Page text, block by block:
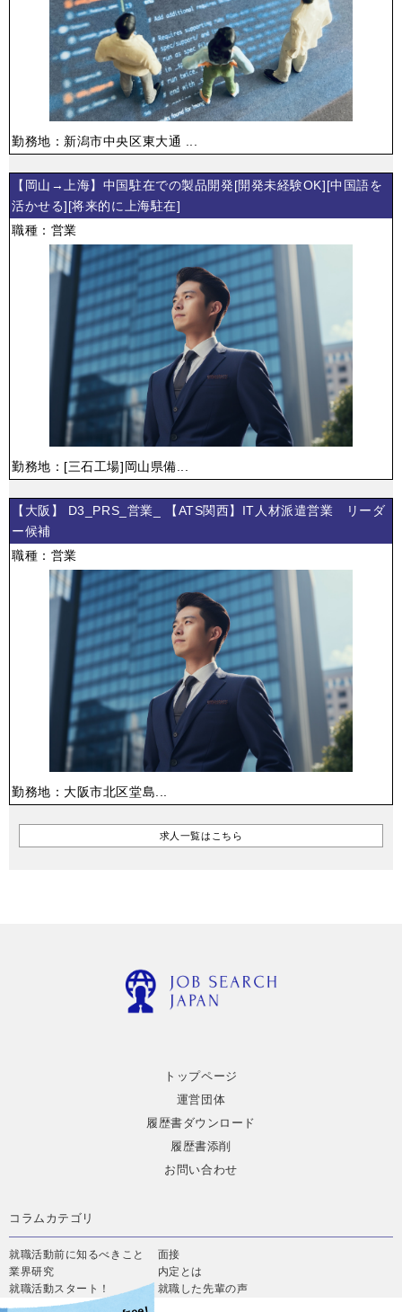
勤務地：新潟市中央区東大通 ...
【岡山→上海】中国駐在での製品開発[開発未経験OK][中国語を
活かせる][将来的に上海駐在]
職種：営業
勤務地：[三石工場]岡山県備...
【大阪】 D3_PRS_営業_ 【ATS関西】IT人材派遣営業 リーダ
ー候補
職種：営業
勤務地：大阪市北区堂島...
求人一覧はこちら
トップページ
運営団体
履歴書ダウンロード
履歴書添削
お問い合わせ
コラムカテゴリ
就職活動前に知るべきこと
業界研究
就職活動スタート！
面接
内定とは
就職した先輩の声